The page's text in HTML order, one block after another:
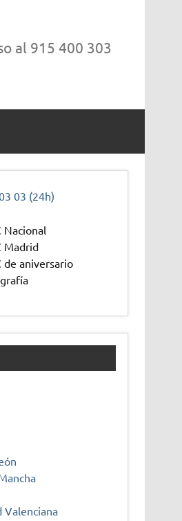
al 915 400 303
03 (24h)
Nacional
Madrid
de aniversario
Valenciana